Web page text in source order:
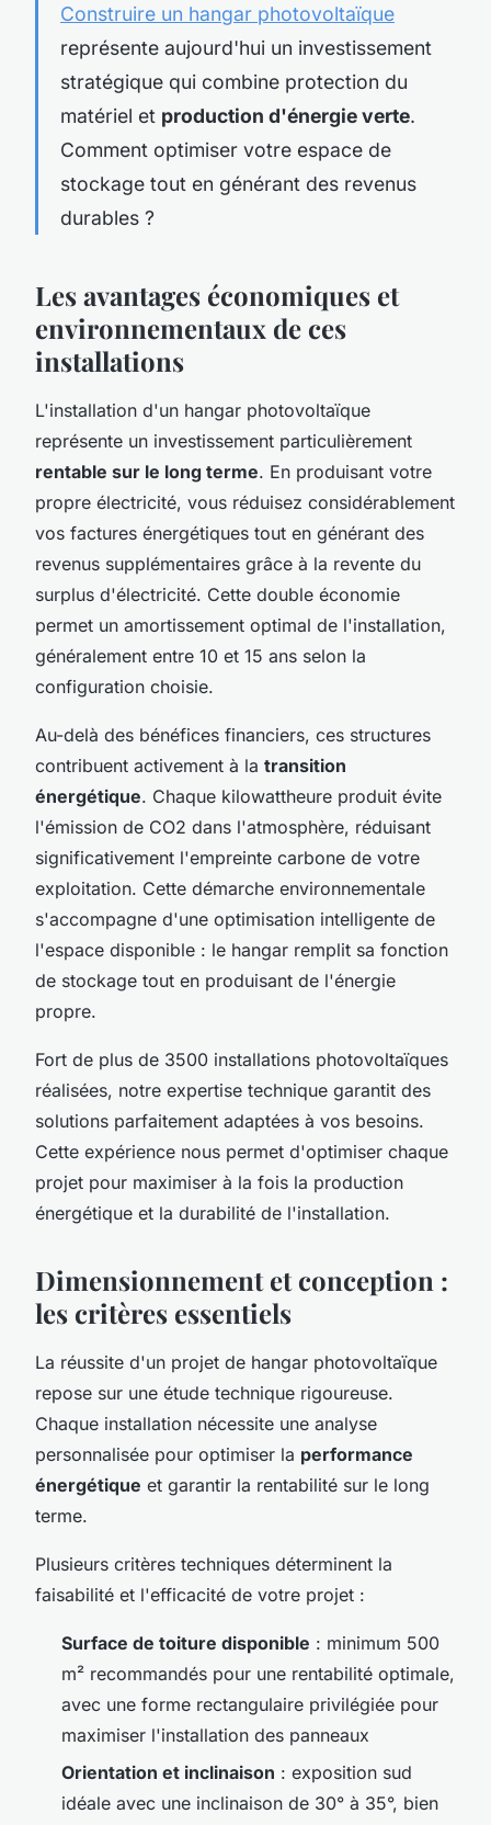
Construire un hangar photovoltaïque
représente aujourd'hui un investissement
stratégique qui combine protection du
matériel et production d'énergie verte.
Comment optimiser votre espace de
stockage tout en générant des revenus
durables ?
Les avantages économiques et
environnementaux de ces
installations
L'installation d'un hangar photovoltaïque
représente un investissement particulièrement
rentable sur le long terme. En produisant votre
propre électricité, vous réduisez considérablement
vos factures énergétiques tout en générant des
revenus supplémentaires grâce à la revente du
surplus d'électricité. Cette double économie
permet un amortissement optimal de l'installation,
généralement entre 10 et 15 ans selon la
configuration choisie.
Au-delà des bénéfices financiers, ces structures
contribuent activement à la transition
énergétique. Chaque kilowattheure produit évite
l'émission de CO2 dans l'atmosphère, réduisant
significativement l'empreinte carbone de votre
exploitation. Cette démarche environnementale
s'accompagne d'une optimisation intelligente de
l'espace disponible : le hangar remplit sa fonction
de stockage tout en produisant de l'énergie
propre.
Fort de plus de 3500 installations photovoltaïques
réalisées, notre expertise technique garantit des
solutions parfaitement adaptées à vos besoins.
Cette expérience nous permet d'optimiser chaque
projet pour maximiser à la fois la production
énergétique et la durabilité de l'installation.
Dimensionnement et conception :
les critères essentiels
La réussite d'un projet de hangar photovoltaïque
repose sur une étude technique rigoureuse.
Chaque installation nécessite une analyse
personnalisée pour optimiser la performance
énergétique et garantir la rentabilité sur le long
terme.
Plusieurs critères techniques déterminent la
faisabilité et l'efficacité de votre projet :
Surface de toiture disponible : minimum 500
m² recommandés pour une rentabilité optimale,
avec une forme rectangulaire privilégiée pour
maximiser l'installation des panneaux
Orientation et inclinaison : exposition sud
idéale avec une inclinaison de 30° à 35°, bien